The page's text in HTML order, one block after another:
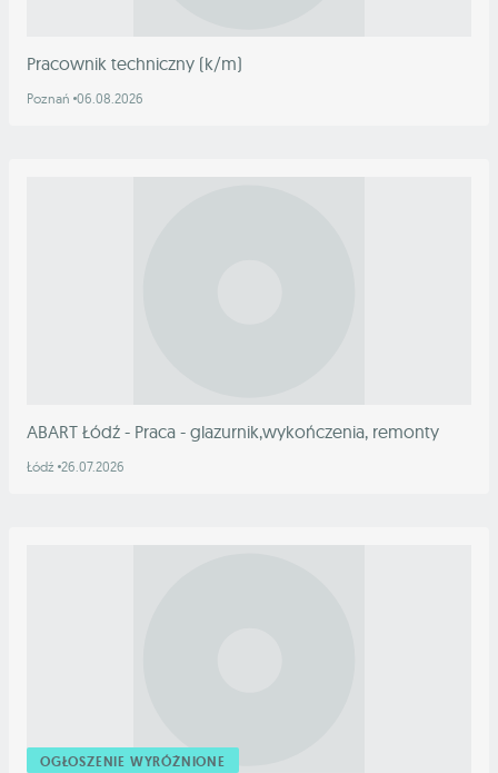
Pracownik techniczny (k/m)
Poznań 06.08.2026
ABART Łódź - Praca - glazurnik,wykończenia, remonty
Łódź 26.07.2026
OGŁOSZENIE WYRÓŻNIONE